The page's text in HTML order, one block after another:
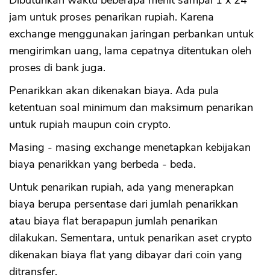
jam untuk proses penarikan rupiah. Karena
exchange menggunakan jaringan perbankan untuk
mengirimkan uang, lama cepatnya ditentukan oleh
proses di bank juga.
Penarikkan akan dikenakan biaya. Ada pula
ketentuan soal minimum dan maksimum penarikan
untuk rupiah maupun coin crypto.
Masing - masing exchange menetapkan kebijakan
biaya penarikkan yang berbeda - beda.
Untuk penarikan rupiah, ada yang menerapkan
biaya berupa persentase dari jumlah penarikkan
atau biaya flat berapapun jumlah penarikan
dilakukan. Sementara, untuk penarikan aset crypto
dikenakan biaya flat yang dibayar dari coin yang
ditransfer.